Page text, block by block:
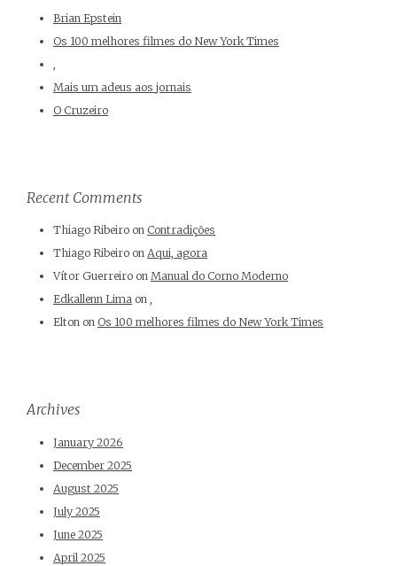
Brian Epstein
Os 100 melhores filmes do New York Times
Mais um adeus aos jornais
O Cruzeiro
Recent Comments
Thiago Ribeiro on Contradições
Thiago Ribeiro on Aqui, agora
Vítor Guerreiro on Manual do Corno Moderno
Edkallenn Lima on ,
Elton on Os 100 melhores filmes do New York Times
Archives
January 2026
December 2025
August 2025
July 2025
June 2025
April 2025